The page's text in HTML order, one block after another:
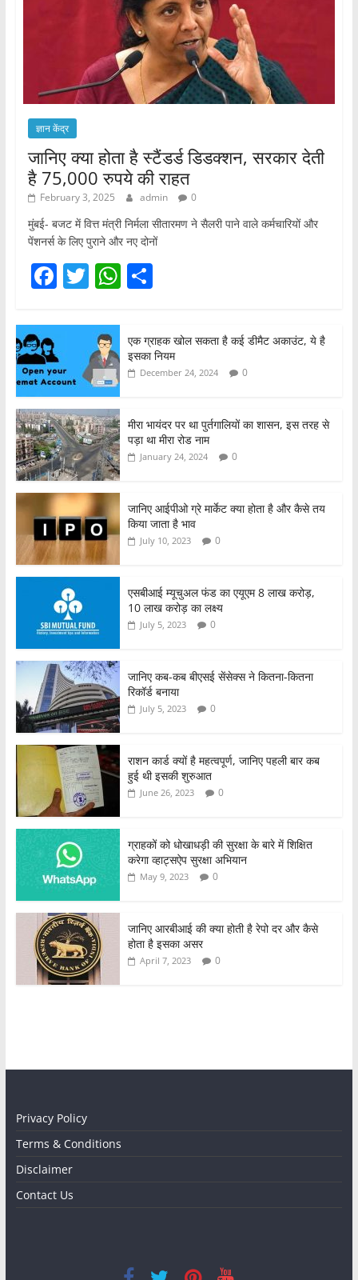
ज्ञान केंद्र
जानिए क्या होता है स्टैंडर्ड डिडक्शन, सरकार देती
है 75,000 रुपये की राहत
February 3, 2025 admin 0
मुंबई- बजट में वित्त मंत्री निर्मला सीतारमण ने सैलरी पाने वाले कर्मचारियों और
पेंशनर्स के लिए पुराने और नए दोनों
F
c
e
b
o
o
k
T
itt
er
W
s
A
p
S
e
एक ग्राहक खोल सकता है कई डीमैट अकाउंट, ये है
इसका नियम
December 24, 2024 0
मीरा भायंदर पर था पुर्तगालियों का शासन, इस तरह से
पड़ा था मीरा रोड नाम
January 24, 2024 0
जानिए आईपीओ ग्रे मार्केट क्या होता है और कैसे तय
किया जाता है भाव
July 10, 2023 0
एसबीआई म्यूचुअल फंड का एयूएम 8 लाख करोड़,
10 लाख करोड़ का लक्ष्य
July 5, 2023 0
जानिए कब-कब बीएसई सेंसेक्स ने कितना-कितना
रिकॉर्ड बनाया
July 5, 2023 0
राशन कार्ड क्यों है महत्वपूर्ण, जानिए पहली बार कब
हुई थी इसकी शुरुआत
June 26, 2023 0
ग्राहकों को धोखाधड़ी की सुरक्षा के बारे में शिक्षित
करेगा व्हाट्सऐप सुरक्षा अभियान
May 9, 2023 0
जानिए आरबीआई की क्या होती है रेपो दर और कैसे
होता है इसका असर
April 7, 2023 0
Privacy Policy
Terms & Conditions
Disclaimer
Contact Us